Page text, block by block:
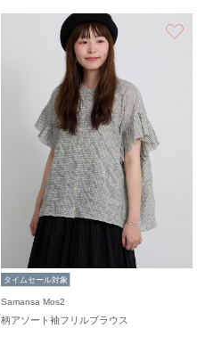
タイムセール対象
Samansa Mos2
柄アソート袖フリルブラウス